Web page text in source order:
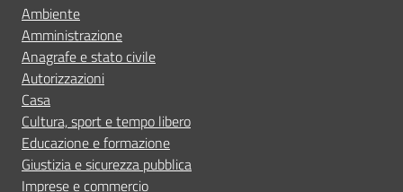
Ambiente
Amministrazione
Anagrafe e stato civile
Autorizzazioni
Casa
Cultura, sport e tempo libero
Educazione e formazione
Giustizia e sicurezza pubblica
Imprese e commercio